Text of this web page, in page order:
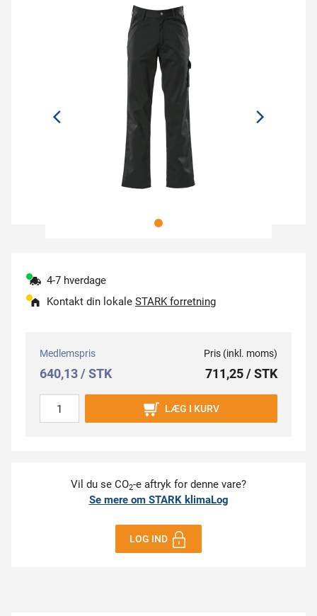
4-7 hverdage
Kontakt din lokale STARK forretning
Medlemspris
640,13 / STK
Pris (inkl. moms)
711,25 / STK
LÆG I KURV
Vil du se CO2-e aftryk for denne vare?
Se mere om STARK klimaLog
LOG IND